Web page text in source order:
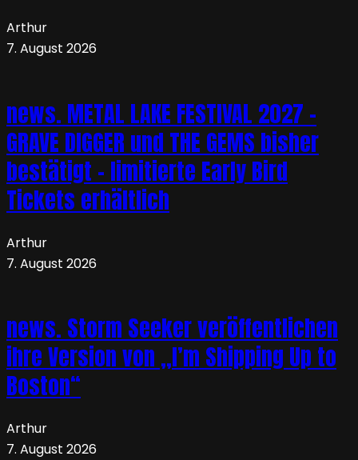
Arthur
7. August 2026
news. METAL LAKE FESTIVAL 2027 –
GRAVE DIGGER und THE GEMS bisher
bestätigt – limitierte Early Bird
Tickets erhältlich
Arthur
7. August 2026
news. Storm Seeker veröffentlichen
ihre Version von „I’m Shipping Up to
Boston“
Arthur
7. August 2026